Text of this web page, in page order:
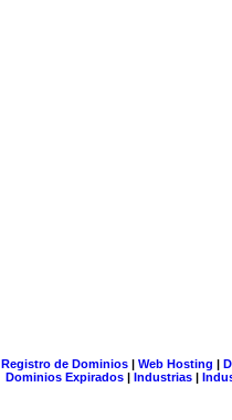
Registro de Dominios| Web Hosting |
Dominios Expirados | Industrias |